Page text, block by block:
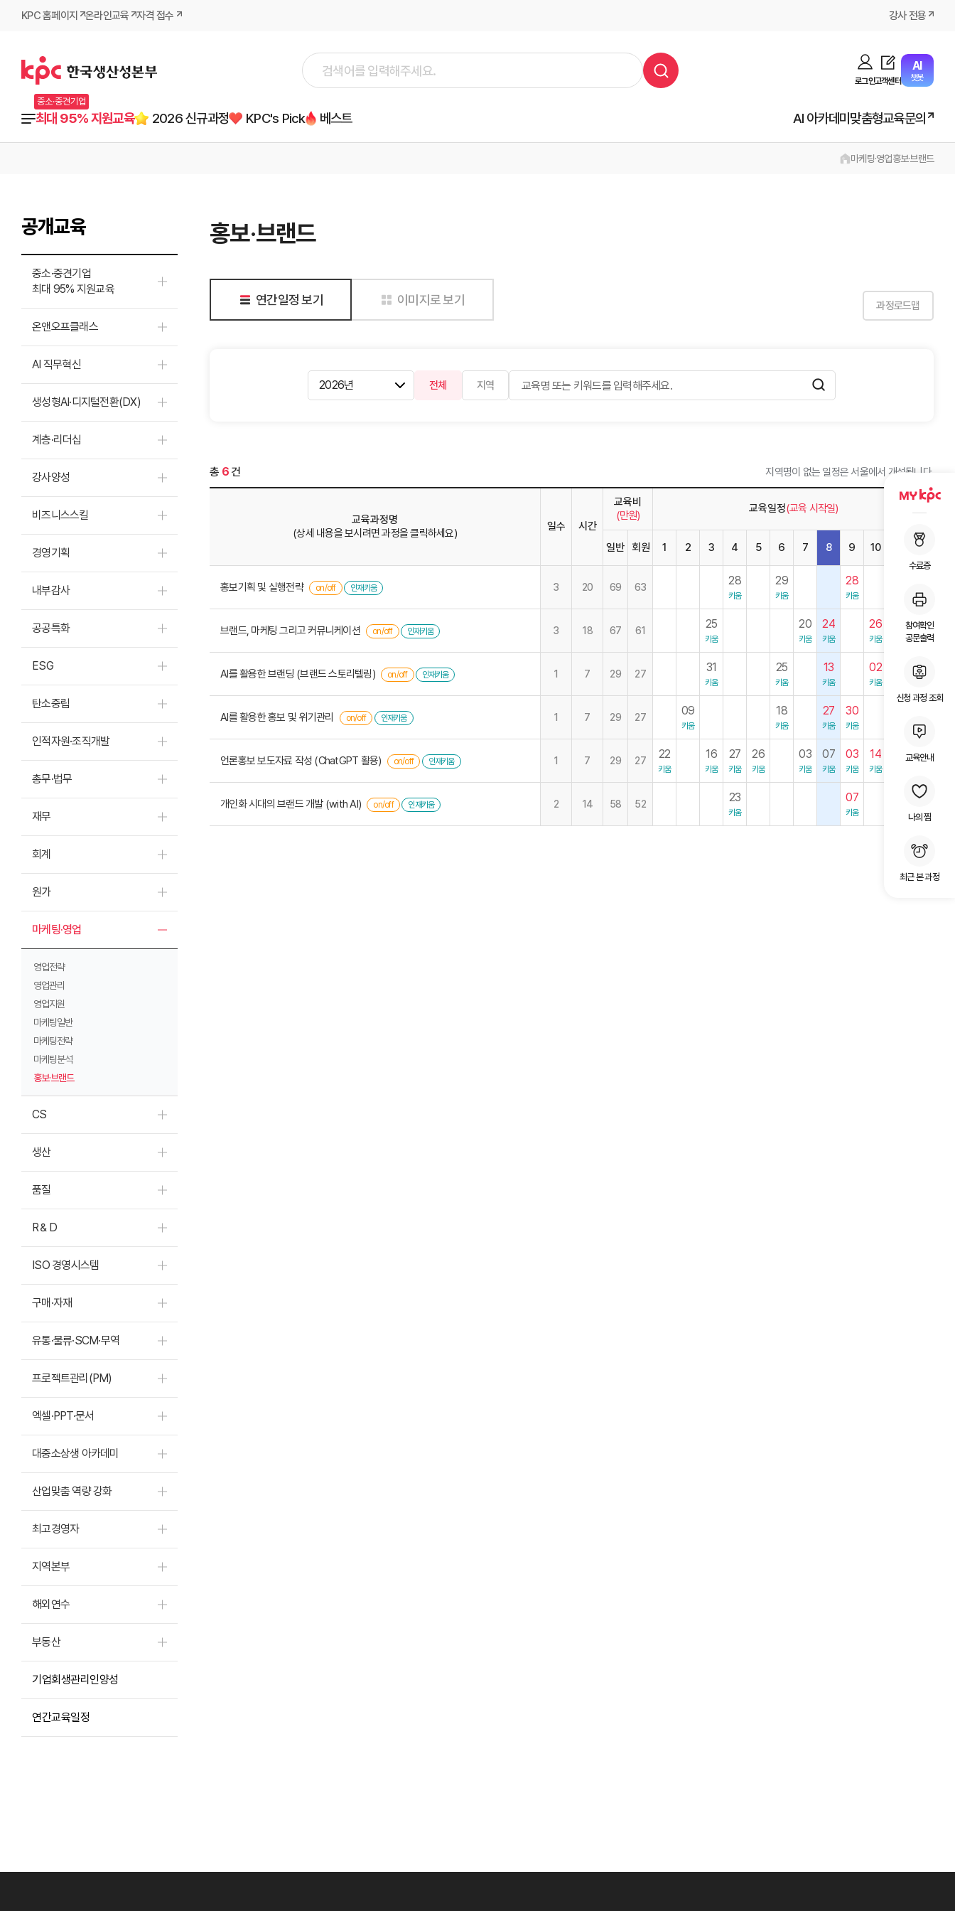
KPC 홈페이지 온라인교육 자격 접수 강사 전용
로그인고객센터
AI
챗봇
중소·중견기업
최대 95% 지원교육 2026 신규과정 KPC's Pick 베스트 AI 아카데미 맞춤형교육문의
수료증
참여확인
공문출력
신청 과정 조회
교육안내
나의 찜
최근 본 과정
마케팅·영업홍보·브랜드
공개교육
중소·중견기업
최대 95% 지원교육
온앤오프클래스
AI 직무혁신
생성형AI·디지털전환(DX)
계층·리더십
강사양성
비즈니스스킬
경영기획
내부감사
공공특화
ESG
탄소중립
인적자원·조직개발
총무·법무
재무
회계
원가
마케팅·영업
영업전략
영업관리
영업지원
마케팅일반
마케팅전략
마케팅분석
홍보·브랜드
CS
생산
품질
R＆D
ISO 경영시스템
구매·자재
유통·물류·SCM·무역
프로젝트관리(PM)
엑셀·PPT·문서
대중소상생 아카데미
산업맞춤 역량 강화
최고경영자
지역본부
해외연수
부동산
기업회생관리인양성
연간교육일정
홍보·브랜드
연간일정 보기 이미지로 보기 과정로드맵
전체 지역
총 6건 지역명이 없는 일정은 서울에서 개설됩니다.
교육과정명
(상세 내용을 보시려면 과정을 클릭하세요)
일수 시간
교육비
(만원)
교육일정(교육 시작일)
일반 회원 1 2 3 4 5 6 7 8 9 10 12
홍보기획 및 실행전략 on/off 인재키움 3 20 69 63 28
키움
29
키움
28
키움 키움
브랜드, 마케팅 그리고 커뮤니케이션 on/off 인재키움 3 18 67 61 25
키움
20
키움
24
키움
26
키움 키움
AI를 활용한 브랜딩 (브랜드 스토리텔링) on/off 인재키움 1 7 29 27 31
키움
25
키움
13
키움
02
키움
AI를 활용한 홍보 및 위기관리 on/off 인재키움 1 7 29 27 09
키움
18
키움
27
키움
30
키움 키움
언론홍보 보도자료 작성 (ChatGPT 활용) on/off 인재키움 1 7 29 27 22
키움
16
키움
27
키움
26
키움
03
키움
07
키움
03
키움
14
키움
03
개인화 시대의 브랜드 개발 (with AI) on/off 인재키움 2 14 58 52 23
키움
07
키움